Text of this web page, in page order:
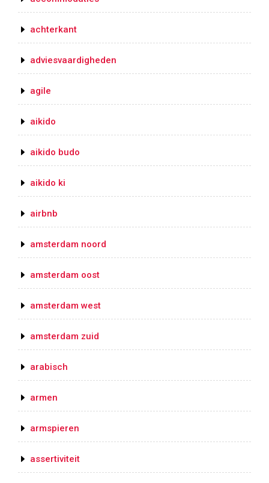
achterkant
adviesvaardigheden
agile
aikido
aikido budo
aikido ki
airbnb
amsterdam noord
amsterdam oost
amsterdam west
amsterdam zuid
arabisch
armen
armspieren
assertiviteit